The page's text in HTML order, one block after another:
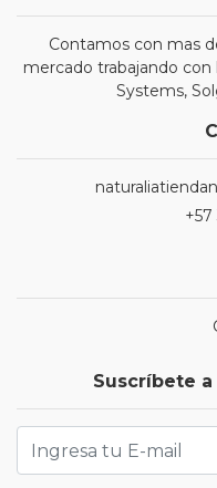
Contamos con mas
mercado trabajando
Systems,
+57
Suscríbete